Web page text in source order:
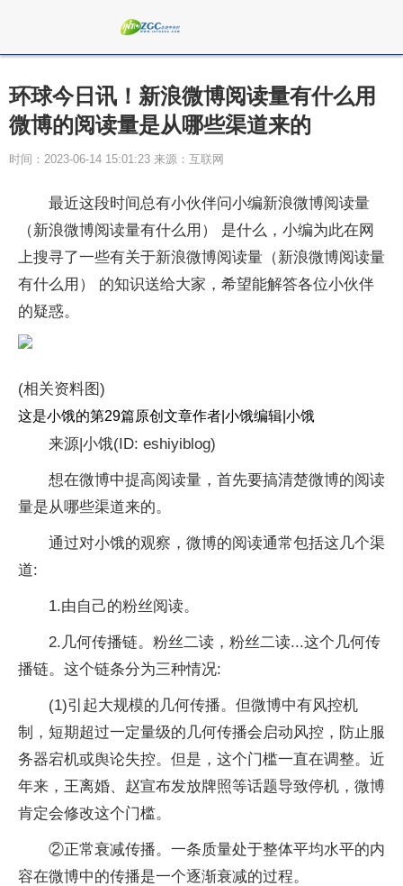
环球今日讯！新浪微博阅读量有什么用
微博的阅读量是从哪些渠道来的
时间：2023-06-14 15:01:23 来源：互联网
最近这段时间总有小伙伴问小编新浪微博阅读量
（新浪微博阅读量有什么用） 是什么，小编为此在网
上搜寻了一些有关于新浪微博阅读量（新浪微博阅读量
有什么用） 的知识送给大家，希望能解答各位小伙伴
的疑惑。
(相关资料图)
这是小饿的第29篇原创文章作者|小饿编辑|小饿
来源|小饿(ID: eshiyiblog)
想在微博中提高阅读量，首先要搞清楚微博的阅读
量是从哪些渠道来的。
通过对小饿的观察，微博的阅读通常包括这几个渠
道:
1.由自己的粉丝阅读。
2.几何传播链。粉丝二读，粉丝二读...这个几何传
播链。这个链条分为三种情况:
(1)引起大规模的几何传播。但微博中有风控机
制，短期超过一定量级的几何传播会启动风控，防止服
务器宕机或舆论失控。但是，这个门槛一直在调整。近
年来，王离婚、赵宣布发放牌照等话题导致停机，微博
肯定会修改这个门槛。
②正常衰减传播。一条质量处于整体平均水平的内
容在微博中的传播是一个逐渐衰减的过程。